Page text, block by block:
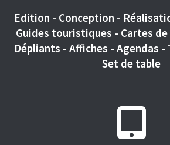
Edition - Conception -
Guides touristiques - Cartes
Dépliants - Affiches - Agendas -
Set de table